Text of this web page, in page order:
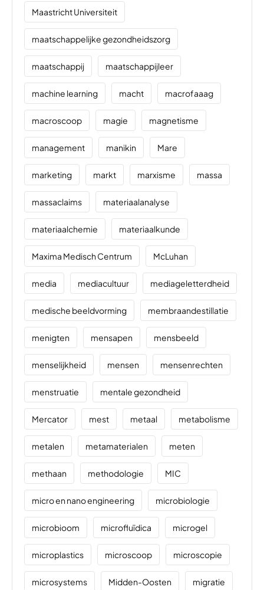
Maastricht Universiteit
maatschappelijke gezondheidszorg
maatschappij maatschappijleer
machine learning macht macrofaaag
macroscoop magie magnetisme
management manikin Mare
marketing markt marxisme massa
massaclaims materiaalanalyse
materiaalchemie materiaalkunde
Maxima Medisch Centrum McLuhan
media mediacultuur mediageletterdheid
medische beeldvorming membraandestillatie
menigten mensapen mensbeeld
menselijkheid mensen mensenrechten
menstruatie mentale gezondheid
Mercator mest metaal metabolisme
metalen metamaterialen meten
methaan methodologie MIC
micro en nano engineering microbiologie
microbioom microfluïdica microgel
microplastics microscoop microscopie
microsystems Midden-Oosten migratie